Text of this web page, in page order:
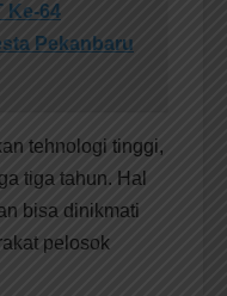
Ke-64
Pekanbaru
tehnologi tinggi,
tiga tahun. Hal
bisa dinikmati
pelosok